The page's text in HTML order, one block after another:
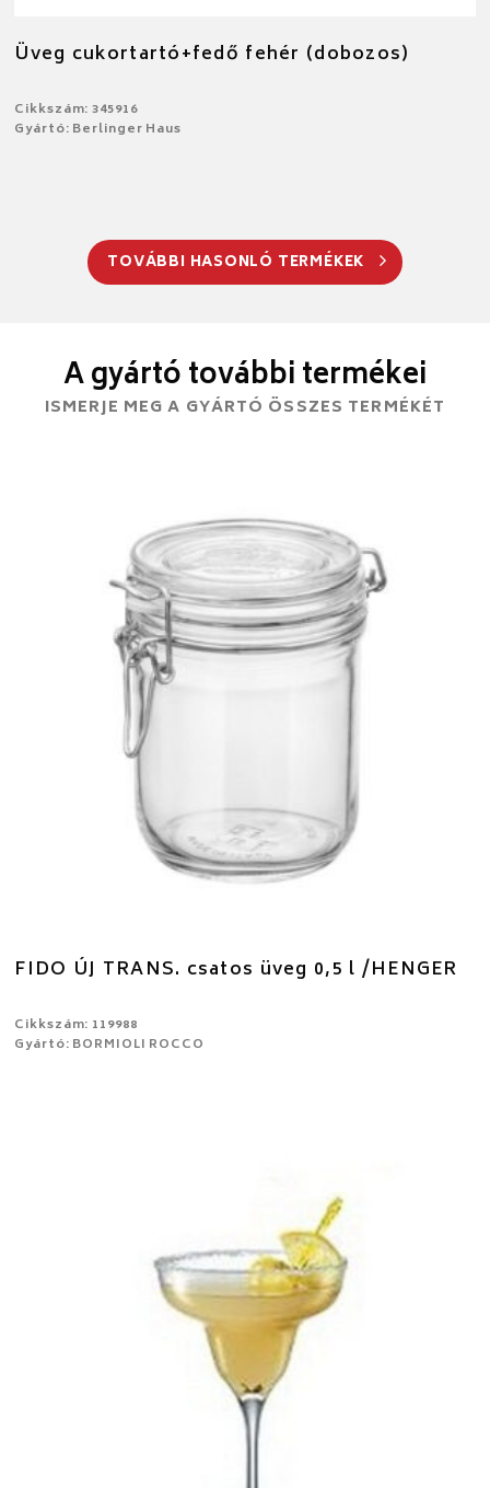
Üveg cukortartó+fedő fehér (dobozos)
Cikkszám: 345916
Gyártó: Berlinger Haus
TOVÁBBI HASONLÓ TERMÉKEK
A gyártó további termékei
ISMERJE MEG A GYÁRTÓ ÖSSZES TERMÉKÉT
FIDO ÚJ TRANS. csatos üveg 0,5 l /HENGER
Cikkszám: 119988
Gyártó: BORMIOLI ROCCO